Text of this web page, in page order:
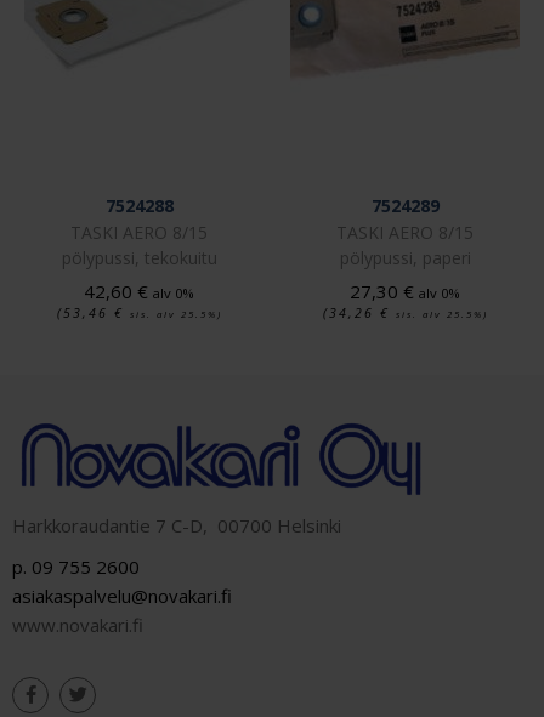
7524288
TASKI AERO 8/15
pölypussi, tekokuitu
42,60 € alv 0%
(53,46 € sis. alv 25.5%)
7524289
TASKI AERO 8/15
pölypussi, paperi
27,30 € alv 0%
(34,26 € sis. alv 25.5%)
Harkkoraudantie 7 C-D, 00700 Helsinki
p. 09 755 2600
asiakaspalvelu@novakari.fi
www.novakari.fi